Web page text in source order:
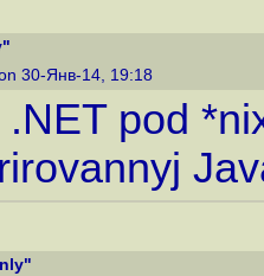
30-Янв-14, 19:18
.NET pod